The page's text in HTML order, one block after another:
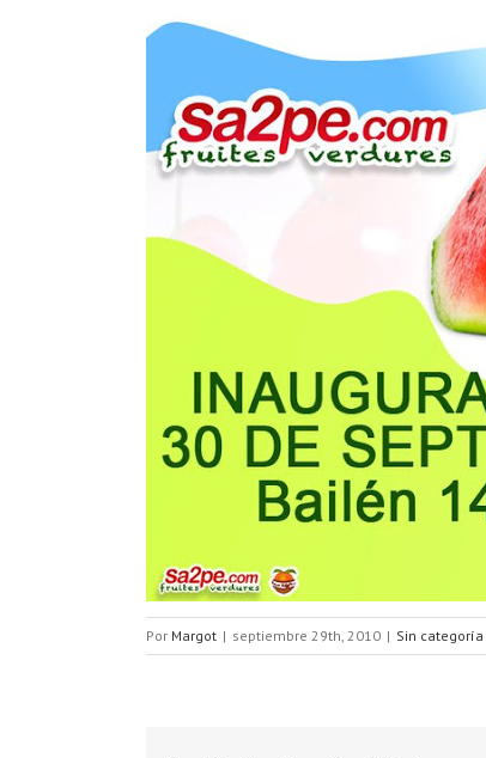
Por Margot | septiembre 29th, 2010 | Sin categoría